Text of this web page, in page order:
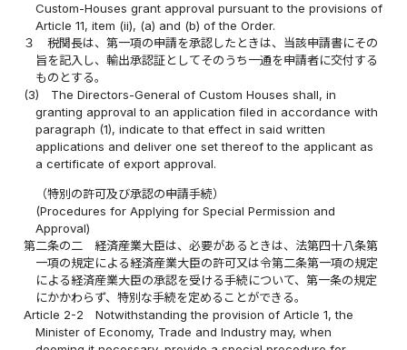
Custom-Houses grant approval pursuant to the provisions of
Article 11, item (ii), (a) and (b) of the Order.
３
税関長は、第一項の申請を承認したときは、当該申請書にその
旨を記入し、輸出承認証としてそのうち一通を申請者に交付する
ものとする。
(3)
The Directors-General of Custom Houses shall, in
granting approval to an application filed in accordance with
paragraph (1), indicate to that effect in said written
applications and deliver one set thereof to the applicant as
a certificate of export approval.
（特別の許可及び承認の申請手続）
(Procedures for Applying for Special Permission and
Approval)
第二条の二
経済産業大臣は、必要があるときは、法第四十八条第
一項の規定による経済産業大臣の許可又は令第二条第一項の規定
による経済産業大臣の承認を受ける手続について、第一条の規定
にかかわらず、特別な手続を定めることができる。
Article 2-2
Notwithstanding the provision of Article 1, the
Minister of Economy, Trade and Industry may, when